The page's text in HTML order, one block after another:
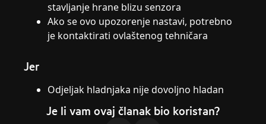
stavljanje hrane blizu senzora
Ako se ovo upozorenje nastavi, potrebno
je kontaktirati ovlaštenog tehničara
Jer
Odjeljak hladnjaka nije dovoljno hladan
Je li vam ovaj članak bio koristan?